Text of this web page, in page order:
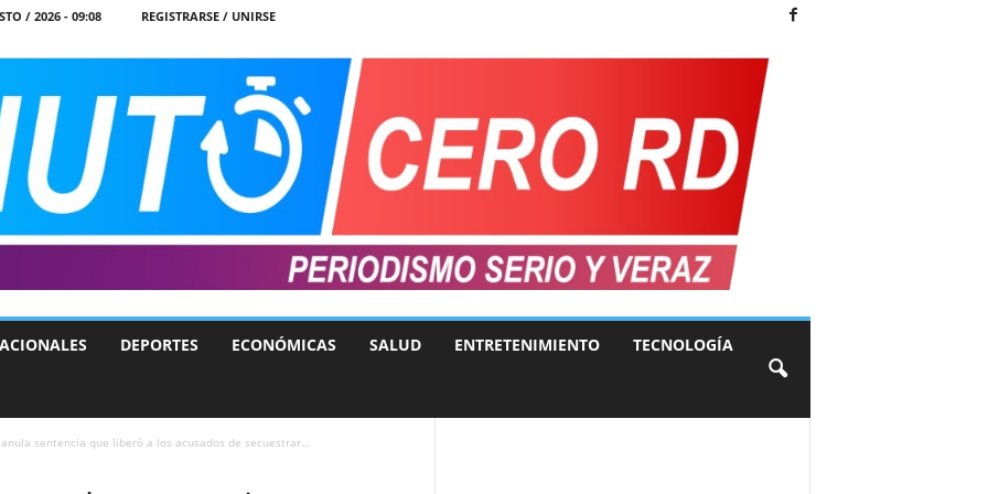
/ 2026 - 09:08 REGISTRARSE / UNIRSE
DEPORTES ECONÓMICAS SALUD ENTRETENIMIENTO TECNOLOGÍA
anula sentencia que liberó a los acusados de secuestrar...